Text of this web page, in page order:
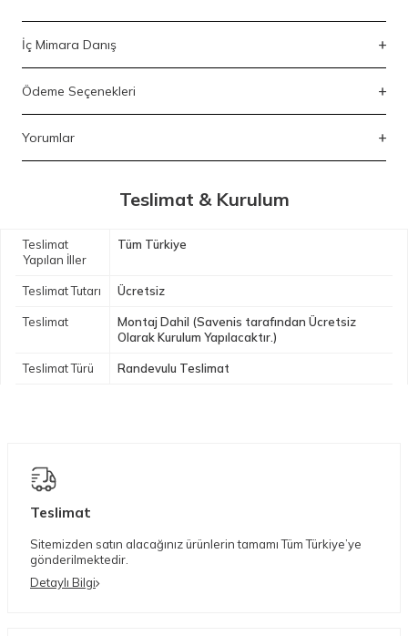
İç Mimara Danış
Ödeme Seçenekleri
Yorumlar
Teslimat & Kurulum
Teslimat
Yapılan İller
Tüm Türkiye
Teslimat Tutarı Ücretsiz
Teslimat
Montaj Dahil (Savenis tarafından Ücretsiz
Olarak Kurulum Yapılacaktır.)
Teslimat Türü Randevulu Teslimat
Teslimat
Sitemizden satın alacağınız ürünlerin tamamı Tüm Türkiye’ye
gönderilmektedir.
Detaylı Bilgi